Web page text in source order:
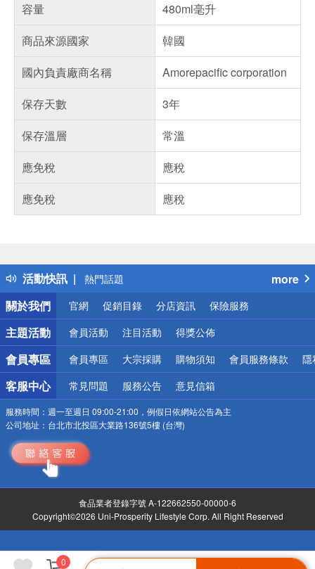
0
容量
480ml毫升
商品來源國家
韓國
國內負責廠商名稱
Amorepacific corporation
保存天數
3年
保存溫層
常溫
應免稅
應稅
應免稅
應稅
活動快訊
得獎公告
熱門話題
銀行優惠
偏遠地區配送
詐騙網頁！請小心！
more
關於我們
官網 促銷目錄 分店資訊 保險服務
主題活動 會員活動 注目活動 得獎公佈
會員專區 會員專區 大宗採購 購物須知 會員服務條款 隱
客服中心 常見問題 服務公告 意見信箱
服務時間： 週一至週日 09:00-21:00，例假日依網站公告為主
公司地址： 台北市北投區大業路136號5樓 (台灣)
食品業者登錄字號 A-122662550-00000-6
Copyright©2026 Uni-Prosperity Lifestyle Corp. All Right Reserved